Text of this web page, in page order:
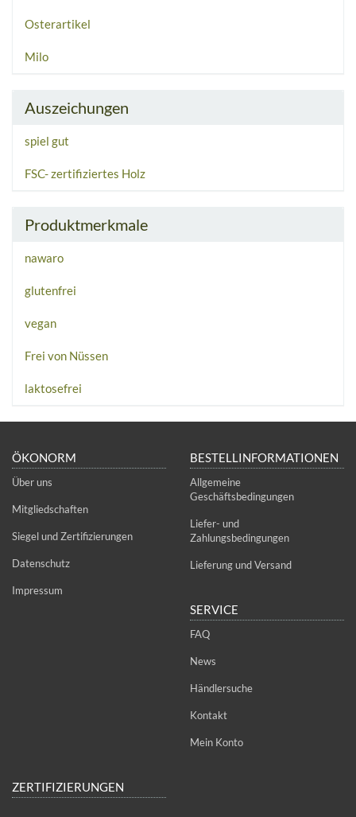
Osterartikel
Milo
Auszeichungen
spiel gut
FSC- zertifiziertes Holz
Produktmerkmale
nawaro
glutenfrei
vegan
Frei von Nüssen
laktosefrei
ÖKONORM
Über uns
Mitgliedschaften
Siegel und Zertifizierungen
Datenschutz
Impressum
BESTELLINFORMATIONEN
Allgemeine
Geschäftsbedingungen
Liefer- und
Zahlungsbedingungen
Lieferung und Versand
SERVICE
FAQ
News
Händlersuche
Kontakt
Mein Konto
ZERTIFIZIERUNGEN